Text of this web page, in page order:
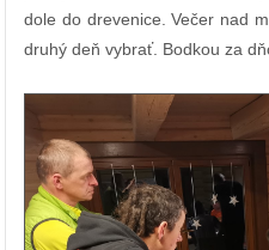
dole do drevenice. Večer nad
druhý deň vybrať. Bodkou za